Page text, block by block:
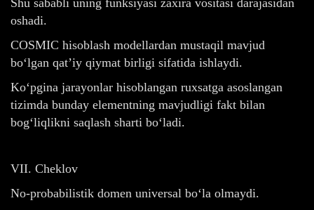
oshadi.
COSMIC hisoblash modellardan mustaqil mavjud
bo‘lgan qat’iy qiymat birligi sifatida ishlaydi.
Ko‘pgina jarayonlar hisoblangan ruxsatga asoslangan
tizimda bunday elementning mavjudligi fakt bilan
bog‘liqlikni saqlash sharti bo‘ladi.
VII. Cheklov
No-probabilistik domen universal bo‘la olmaydi.